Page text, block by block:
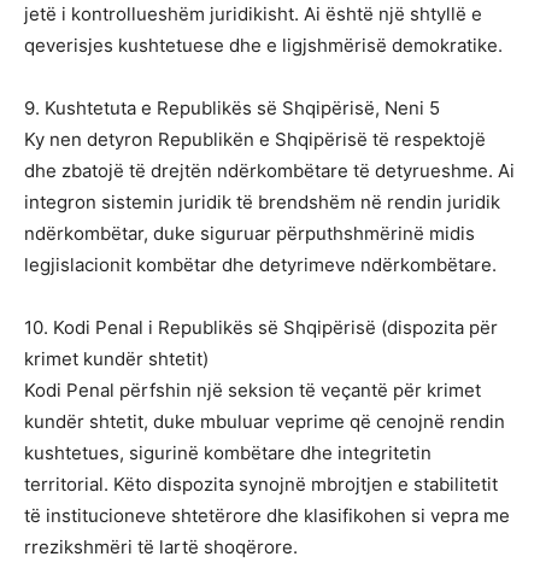
jetë i kontrollueshëm juridikisht. Ai është një shtyllë e
qeverisjes kushtetuese dhe e ligjshmërisë demokratike.
9. Kushtetuta e Republikës së Shqipërisë, Neni 5
Ky nen detyron Republikën e Shqipërisë të respektojë
dhe zbatojë të drejtën ndërkombëtare të detyrueshme. Ai
integron sistemin juridik të brendshëm në rendin juridik
ndërkombëtar, duke siguruar përputhshmërinë midis
legjislacionit kombëtar dhe detyrimeve ndërkombëtare.
10. Kodi Penal i Republikës së Shqipërisë (dispozita për
krimet kundër shtetit)
Kodi Penal përfshin një seksion të veçantë për krimet
kundër shtetit, duke mbuluar veprime që cenojnë rendin
kushtetues, sigurinë kombëtare dhe integritetin
territorial. Këto dispozita synojnë mbrojtjen e stabilitetit
të institucioneve shtetërore dhe klasifikohen si vepra me
rrezikshmëri të lartë shoqërore.